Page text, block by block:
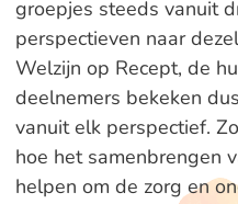
groepjes steeds vanuit
perspectieven naar
Welzijn op Recept, de
deelnemers bekeken
vanuit elk perspectief.
hoe het samenbrengen
helpen om de zorg en